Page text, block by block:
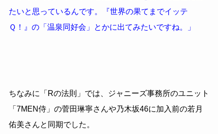
たいと思っているんです。『世界の果てまでイッテ
Ｑ！』の「温泉同好会」とかに出てみたいですね。」
ちなみに「Rの法則」では、ジャニーズ事務所のユニット
「7MEN侍」の菅田琳寧さんや乃木坂46に加入前の若月
佑美さんと同期でした。